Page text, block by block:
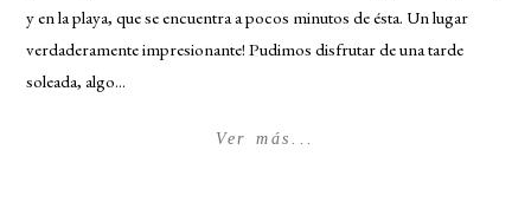
y en la playa, que se encuentra a pocos minutos de ésta. Un lugar
verdaderamente impresionante! Pudimos disfrutar de una tarde
soleada, algo...
Ver más...